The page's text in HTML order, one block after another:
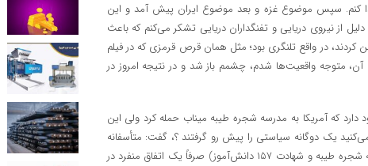
کنم. سپس موضوع غزه و بعد موضوع ایران پیش آمد و این
از نیروی دریایی و تفنگداران دریایی تشکر می‌کنم که باعث
در واقع تلنگری بود؛ مثل همان قرص قرمزی که در فیلم
متوجه واقعیت‌ها شدم، چشمم باز شد و در نتیجه امروز در
که آمریکا به مدرسه شجره طیبه میناب حمله کرد ولی این
یک دوگانه سیاستی را پیش رو گرفتند ؟، گفت: متأسفانه
اتفاقی که در میناب افتاد (حمله موشکی آمریکا به مدرسه شجره طیبه و شهادت ۱۵۷ دانش‌آموز) صرفاً یک اتفاق منفرد در